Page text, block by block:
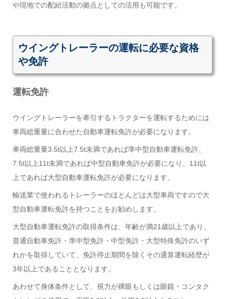
や現地での配給活動の拠点としての活用も可能です。
ウイングトレーラーの運転に必要な資格
や免許
運転免許
ウイングトレーラーを牽引するトラクターを運転するためには
車両総重量に合わせた自動車運転免許が必要になります。
車両総重量3.5t以上7.5t未満であれば準中型自動車運転免許、
7.5t以上11t未満であれば中型自動車免許が必要になり、11t以
上であれば大型自動車運転免許が必要になります。
輸送業で使われるトレーラーのほとんどは大型車両ですので大
型自動車運転免許を持つことをお勧めします。
大型自動車運転免許の取得条件は、年齢が満21歳以上であり、
普通自動車免許・準中型免許・中型免許・大型特殊免許のいず
れかを取得していて、免許停止期間を除くその通算運転経歴が
3年以上であることとなります。
あわせて身体条件として、視力が裸眼もしくは眼鏡・コンタク